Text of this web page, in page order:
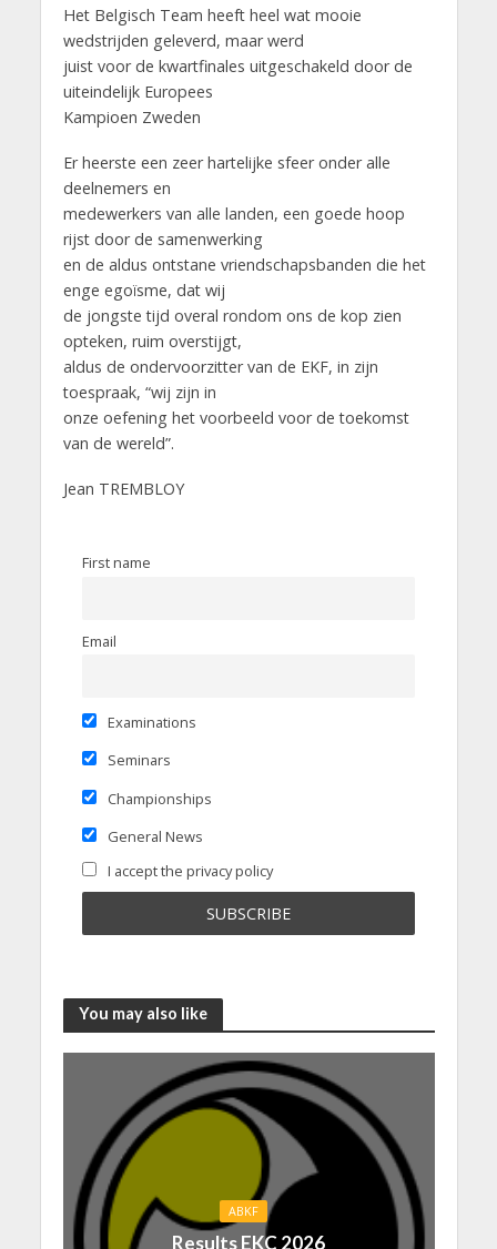
Het Belgisch Team heeft heel wat mooie
wedstrijden geleverd, maar werd
juist voor de kwartfinales uitgeschakeld door de
uiteindelijk Europees
Kampioen Zweden
Er heerste een zeer hartelijke sfeer onder alle
deelnemers en
medewerkers van alle landen, een goede hoop
rijst door de samenwerking
en de aldus ontstane vriendschapsbanden die het
enge egoïsme, dat wij
de jongste tijd overal rondom ons de kop zien
opteken, ruim overstijgt,
aldus de ondervoorzitter van de EKF, in zijn
toespraak, “wij zijn in
onze oefening het voorbeeld voor de toekomst
van de wereld”.
Jean TREMBLOY
First name
Email
Examinations
Seminars
Championships
General News
I accept the privacy policy
You may also like
ABKF
Results EKC 2026